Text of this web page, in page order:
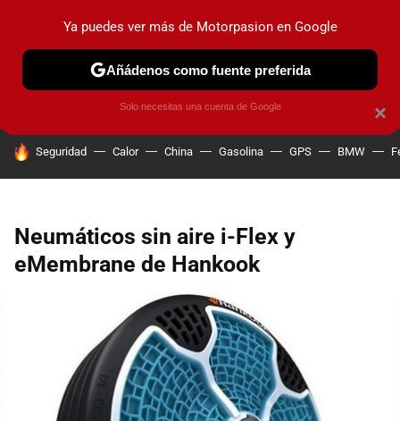
PRUEBAS COCHES ELÉCTRICOS OBSERVATORIO
HOY SE HABLA DE
Seguridad Calor China Gasolina GPS BMW
Neumáticos sin aire i-Flex y
eMembrane de Hankook
×
Ya puedes ver más de Motorpasion en Google
Añádenos como fuente preferida
Solo necesitas una cuenta de Google